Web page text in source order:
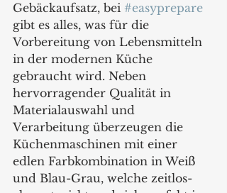
Gebäckaufsatz, bei #easyprepare
gibt es alles, was für die
Vorbereitung von Lebensmitteln
in der modernen Küche
gebraucht wird. Neben
hervorragender Qualität in
Materialauswahl und
Verarbeitung überzeugen die
Küchenmaschinen mit einer
edlen Farbkombination in Weiß
und Blau-Grau, welche zeitlos-